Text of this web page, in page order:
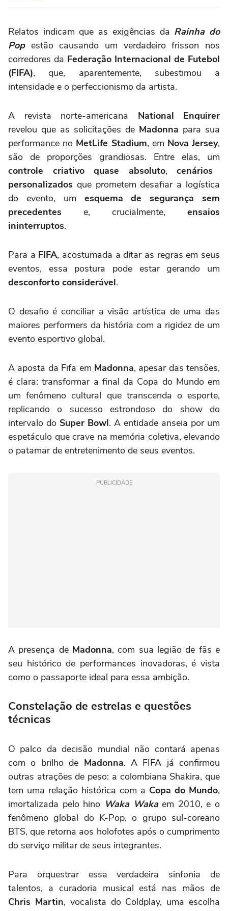
Relatos indicam que as exigências da Rainha do
Popestão causando um verdadeiro frisson nos
corredores da Federação Internacional de Futebol
(FIFA), que, aparentemente, subestimou a
intensidade e o perfeccionismo da artista.
A revista norte-americana National Enquirer
revelou que as solicitações de Madonna para sua
performance no MetLife Stadium, em Nova Jersey,
são de proporções grandiosas. Entre elas, um
controle criativo quase absoluto,cenários
personalizados que prometem desafiar a logística
do evento, um esquema de segurança sem
precedentes e, crucialmente, ensaios
ininterruptos.
Para a FIFA, acostumada a ditar as regras em seus
eventos, essa postura pode estar gerando um
desconforto considerável.
O desafio é conciliar a visão artística de uma das
maiores performers da história com a rigidez de um
evento esportivo global.
A aposta da Fifa em Madonna, apesar das tensões,
é clara: transformar a final da Copa do Mundo em
um fenômeno cultural que transcenda o esporte,
replicando o sucesso estrondoso do show do
intervalo do Super Bowl. A entidade anseia por um
espetáculo que crave na memória coletiva, elevando
o patamar de entretenimento de seus eventos.
PUBLICIDADE
A presença de Madonna, com sua legião de fãs e
seu histórico de performances inovadoras, é vista
como o passaporte ideal para essa ambição.
Constelação de estrelas e questões
técnicas
O palco da decisão mundial não contará apenas
com o brilho de Madonna. A FIFA já confirmou
outras atrações de peso: a colombiana Shakira, que
tem uma relação histórica com a Copa do Mundo,
imortalizada pelo hino Waka Wakaem 2010, e o
fenômeno global do K-Pop, o grupo sul-coreano
BTS, que retorna aos holofotes após o cumprimento
do serviço militar de seus integrantes.
Para orquestrar essa verdadeira sinfonia de
talentos, a curadoria musical está nas mãos de
Chris Martin, vocalista do Coldplay, uma escolha